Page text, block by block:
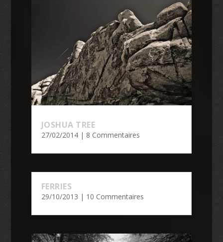
JOSHUA TREE
27/02/2014| 8 Commentaires
FERRIES
29/10/2013 | 10 Commentaires